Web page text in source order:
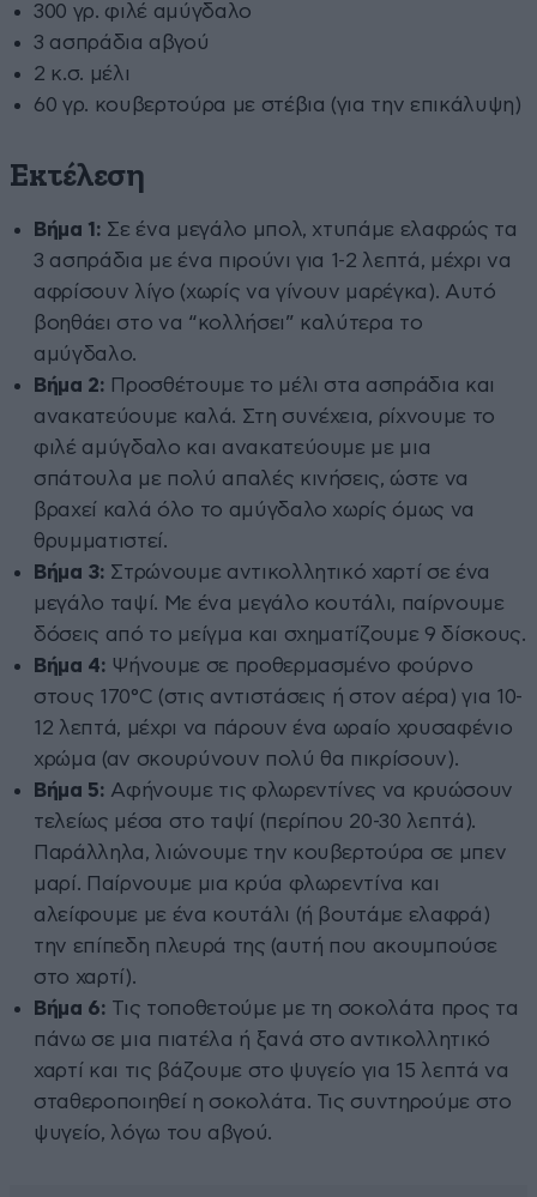
300 γρ. φιλέ αμύγδαλο
3 ασπράδια αβγού
2 κ.σ. μέλι
60 γρ. κουβερτούρα με στέβια (για την επικάλυψη)
Εκτέλεση
Βήμα 1: Σε ένα μεγάλο μπολ, χτυπάμε ελαφρώς τα
3 ασπράδια με ένα πιρούνι για 1-2 λεπτά, μέχρι να
αφρίσουν λίγο (χωρίς να γίνουν μαρέγκα). Αυτό
βοηθάει στο να “κολλήσει” καλύτερα το
αμύγδαλο.
Βήμα 2: Προσθέτουμε το μέλι στα ασπράδια και
ανακατεύουμε καλά. Στη συνέχεια, ρίχνουμε το
φιλέ αμύγδαλο και ανακατεύουμε με μια
σπάτουλα με πολύ απαλές κινήσεις, ώστε να
βραχεί καλά όλο το αμύγδαλο χωρίς όμως να
θρυμματιστεί.
Βήμα 3: Στρώνουμε αντικολλητικό χαρτί σε ένα
μεγάλο ταψί. Με ένα μεγάλο κουτάλι, παίρνουμε
δόσεις από το μείγμα και σχηματίζουμε 9 δίσκους.
Βήμα 4: Ψήνουμε σε προθερμασμένο φούρνο
στους 170°C (στις αντιστάσεις ή στον αέρα) για 10-
12 λεπτά, μέχρι να πάρουν ένα ωραίο χρυσαφένιο
χρώμα (αν σκουρύνουν πολύ θα πικρίσουν).
Βήμα 5: Αφήνουμε τις φλωρεντίνες να κρυώσουν
τελείως μέσα στο ταψί (περίπου 20-30 λεπτά).
Παράλληλα, λιώνουμε την κουβερτούρα σε μπεν
μαρί. Παίρνουμε μια κρύα φλωρεντίνα και
αλείφουμε με ένα κουτάλι (ή βουτάμε ελαφρά)
την επίπεδη πλευρά της (αυτή που ακουμπούσε
στο χαρτί).
Βήμα 6: Τις τοποθετούμε με τη σοκολάτα προς τα
πάνω σε μια πιατέλα ή ξανά στο αντικολλητικό
χαρτί και τις βάζουμε στο ψυγείο για 15 λεπτά να
σταθεροποιηθεί η σοκολάτα. Τις συντηρούμε στο
ψυγείο, λόγω του αβγού.